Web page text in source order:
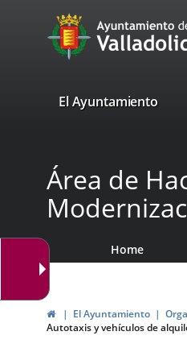
Portal
Web
Ayuntamiento
Valladolid
valladolid.es
El Ayuntamiento
Área de
Home
HomeEl Ayuntamiento
Autotaxis y vehículos de